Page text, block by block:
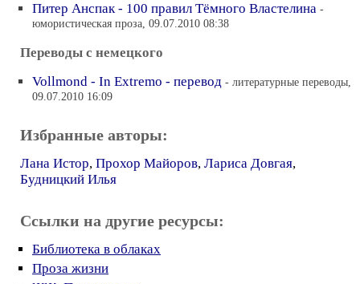
Питер Анспак - 100 правил Тёмного Властелина -
юмористическая проза, 09.07.2010 08:38
Переводы с немецкого
Vollmond - In Extremo - перевод - литературные переводы,
09.07.2010 16:09
Избранные авторы:
Лана Истор, Прохор Майоров, Лариса Довгая,
Будницкий Илья
Ссылки на другие ресурсы:
Библиотека в облаках
Проза жизни